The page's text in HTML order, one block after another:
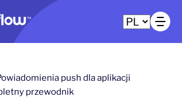
push dla aplikacji
przewodnik